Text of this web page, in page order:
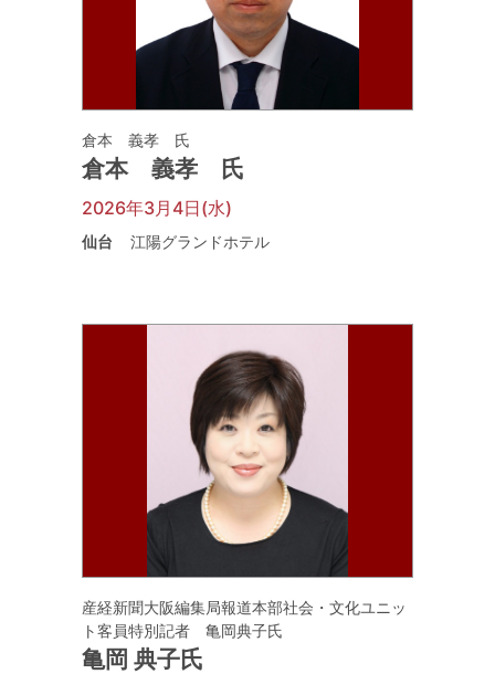
倉本 義孝 氏
倉本 義孝 氏
2026年3月4日(水)
仙台 江陽グランドホテル
産経新聞大阪編集局報道本部社会・文化ユニッ
ト客員特別記者 亀岡典子氏
亀岡 典子氏